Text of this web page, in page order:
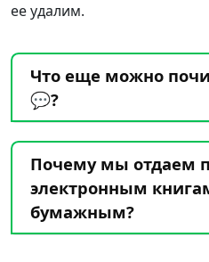
ее удалим.
Что еще можно
💬?
Почему мы отдаем
электронным
бумажным?